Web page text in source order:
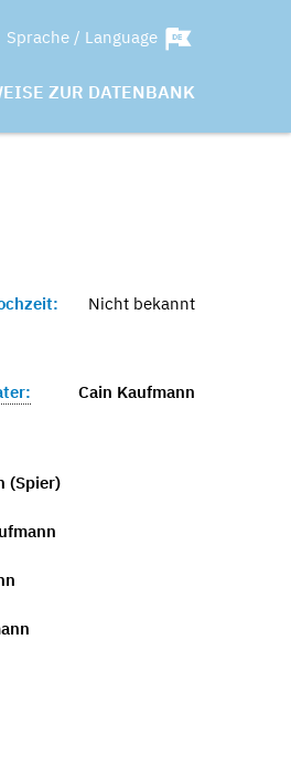
Sprache / Language
ZUR DATENBANK
Nicht bekannt
Cain Kaufmann
(Spier)